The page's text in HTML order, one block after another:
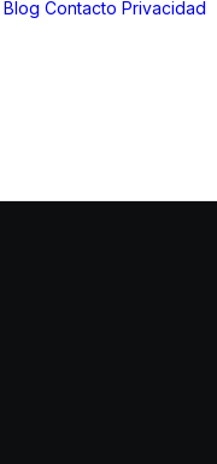
Blog Contacto Privacidad